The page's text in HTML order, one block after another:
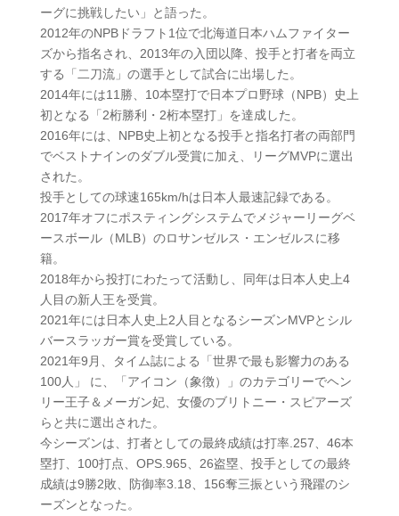
ーグに挑戦したい」と語った。
2012年のNPBドラフト1位で北海道日本ハムファイター
ズから指名され、2013年の入団以降、投手と打者を両立
する「二刀流」の選手として試合に出場した。
2014年には11勝、10本塁打で日本プロ野球（NPB）史上
初となる「2桁勝利・2桁本塁打」を達成した。
2016年には、NPB史上初となる投手と指名打者の両部門
でベストナインのダブル受賞に加え、リーグMVPに選出
された。
投手としての球速165km/hは日本人最速記録である。
2017年オフにポスティングシステムでメジャーリーグベ
ースボール（MLB）のロサンゼルス・エンゼルスに移
籍。
2018年から投打にわたって活動し、同年は日本人史上4
人目の新人王を受賞。
2021年には日本人史上2人目となるシーズンMVPとシル
バースラッガー賞を受賞している。
2021年9月、タイム誌による「世界で最も影響力のある
100人」 に、「アイコン（象徴）」のカテゴリーでヘン
リー王子＆メーガン妃、女優のブリトニー・スピアーズ
らと共に選出された。
今シーズンは、打者としての最終成績は打率.257、46本
塁打、100打点、OPS.965、26盗塁、投手としての最終
成績は9勝2敗、防御率3.18、156奪三振という飛躍のシ
ーズンとなった。